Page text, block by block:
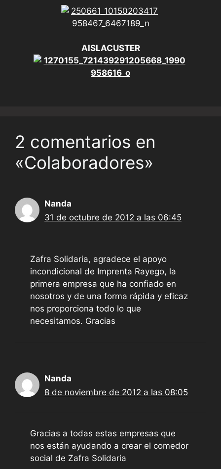
AISLACUSTER
2 comentarios en
«Colaboradores»
Nanda
31 de octubre de 2012 a las 06:45
Zafra Solidaria, agradece el apoyo
incondicional de Imprenta Rayego, la
primera empresa que ha confiado en
nosotros y de una forma rápida y eficaz
nos proporciona todo lo que
necesitamos. Gracias
Nanda
8 de noviembre de 2012 a las 08:05
Gracias a todas estas empresas que
nos están ayudando a crear el comedor
social de Zafra Solidaria